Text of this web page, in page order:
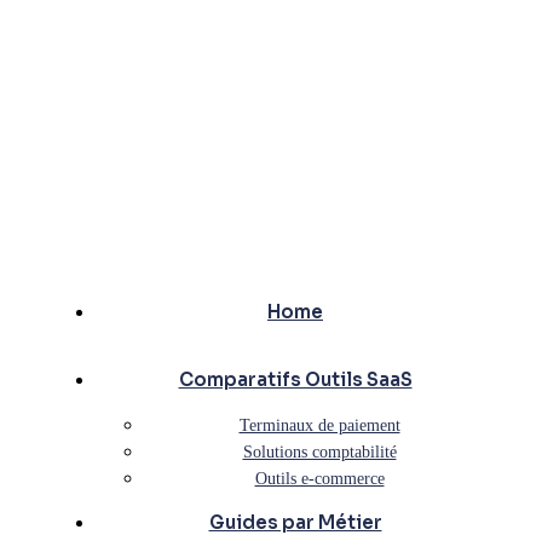
Home
Comparatifs Outils SaaS
Terminaux de paiement
Solutions comptabilité
Outils e-commerce
Guides par Métier